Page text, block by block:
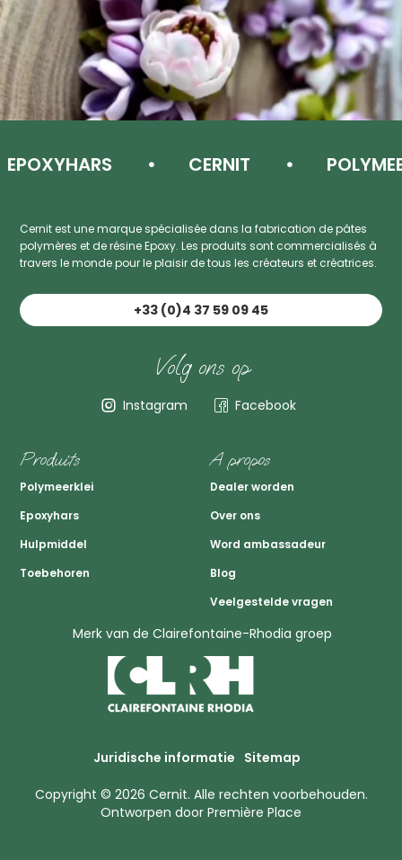
CERNIT
Cernit est une marque spécialisée dans la fabrication de pâtes
polymères et de résine Epoxy. Les produits sont commercialisés à
travers le monde pour le plaisir de tous les créateurs et créatrices.
+33 (0)4 37 59 09 45
Volg ons op
Instagram Facebook
Produits
Polymeerklei
Epoxyhars
Hulpmiddel
Toebehoren
A propos
Dealer worden
Over ons
Word ambassadeur
Blog
Veelgestelde vragen
Merk van de Clairefontaine-Rhodia groep
Juridische informatie Sitemap
Copyright © 2026 Cernit. Alle rechten voorbehouden.
Ontworpen door Première Place